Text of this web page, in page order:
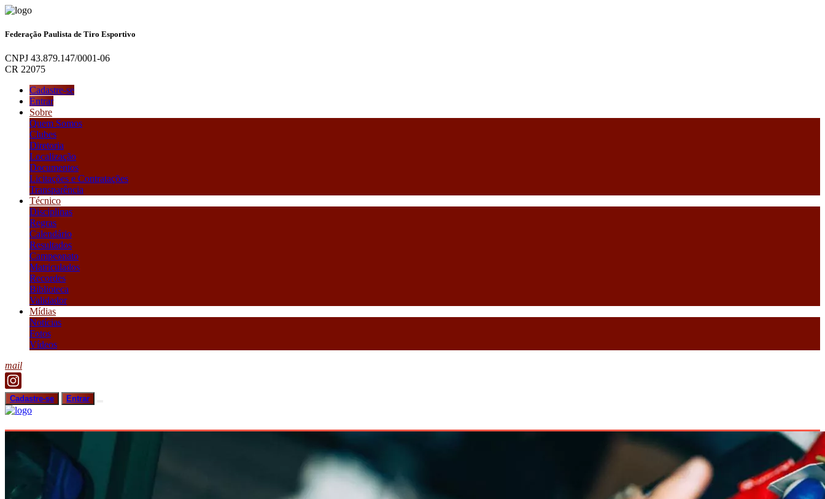
Federação Paulista de Tiro Esportivo
CNPJ 43.879.147/0001-06
CR 22075
Cadastre-se
Entrar
Sobre
Quem Somos
Clubes
Diretoria
Localização
Documentos
Licitações e Contratações
Transparência
Técnico
Disciplinas
Regras
Calendário
Resultados
Campeonato
Matriculados
Recordes
Biblioteca
Validador
Mídias
Notícias
Fotos
Vídeos
mail
Cadastre-se Entrar